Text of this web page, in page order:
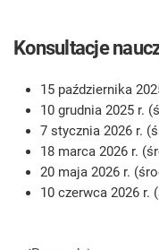
Konsultacje
15 października
10 grudnia 2025 r.
7 stycznia 2026 r.
18 marca 2026 r.
20 maja 2026 r.
10 czerwca 2026 r.